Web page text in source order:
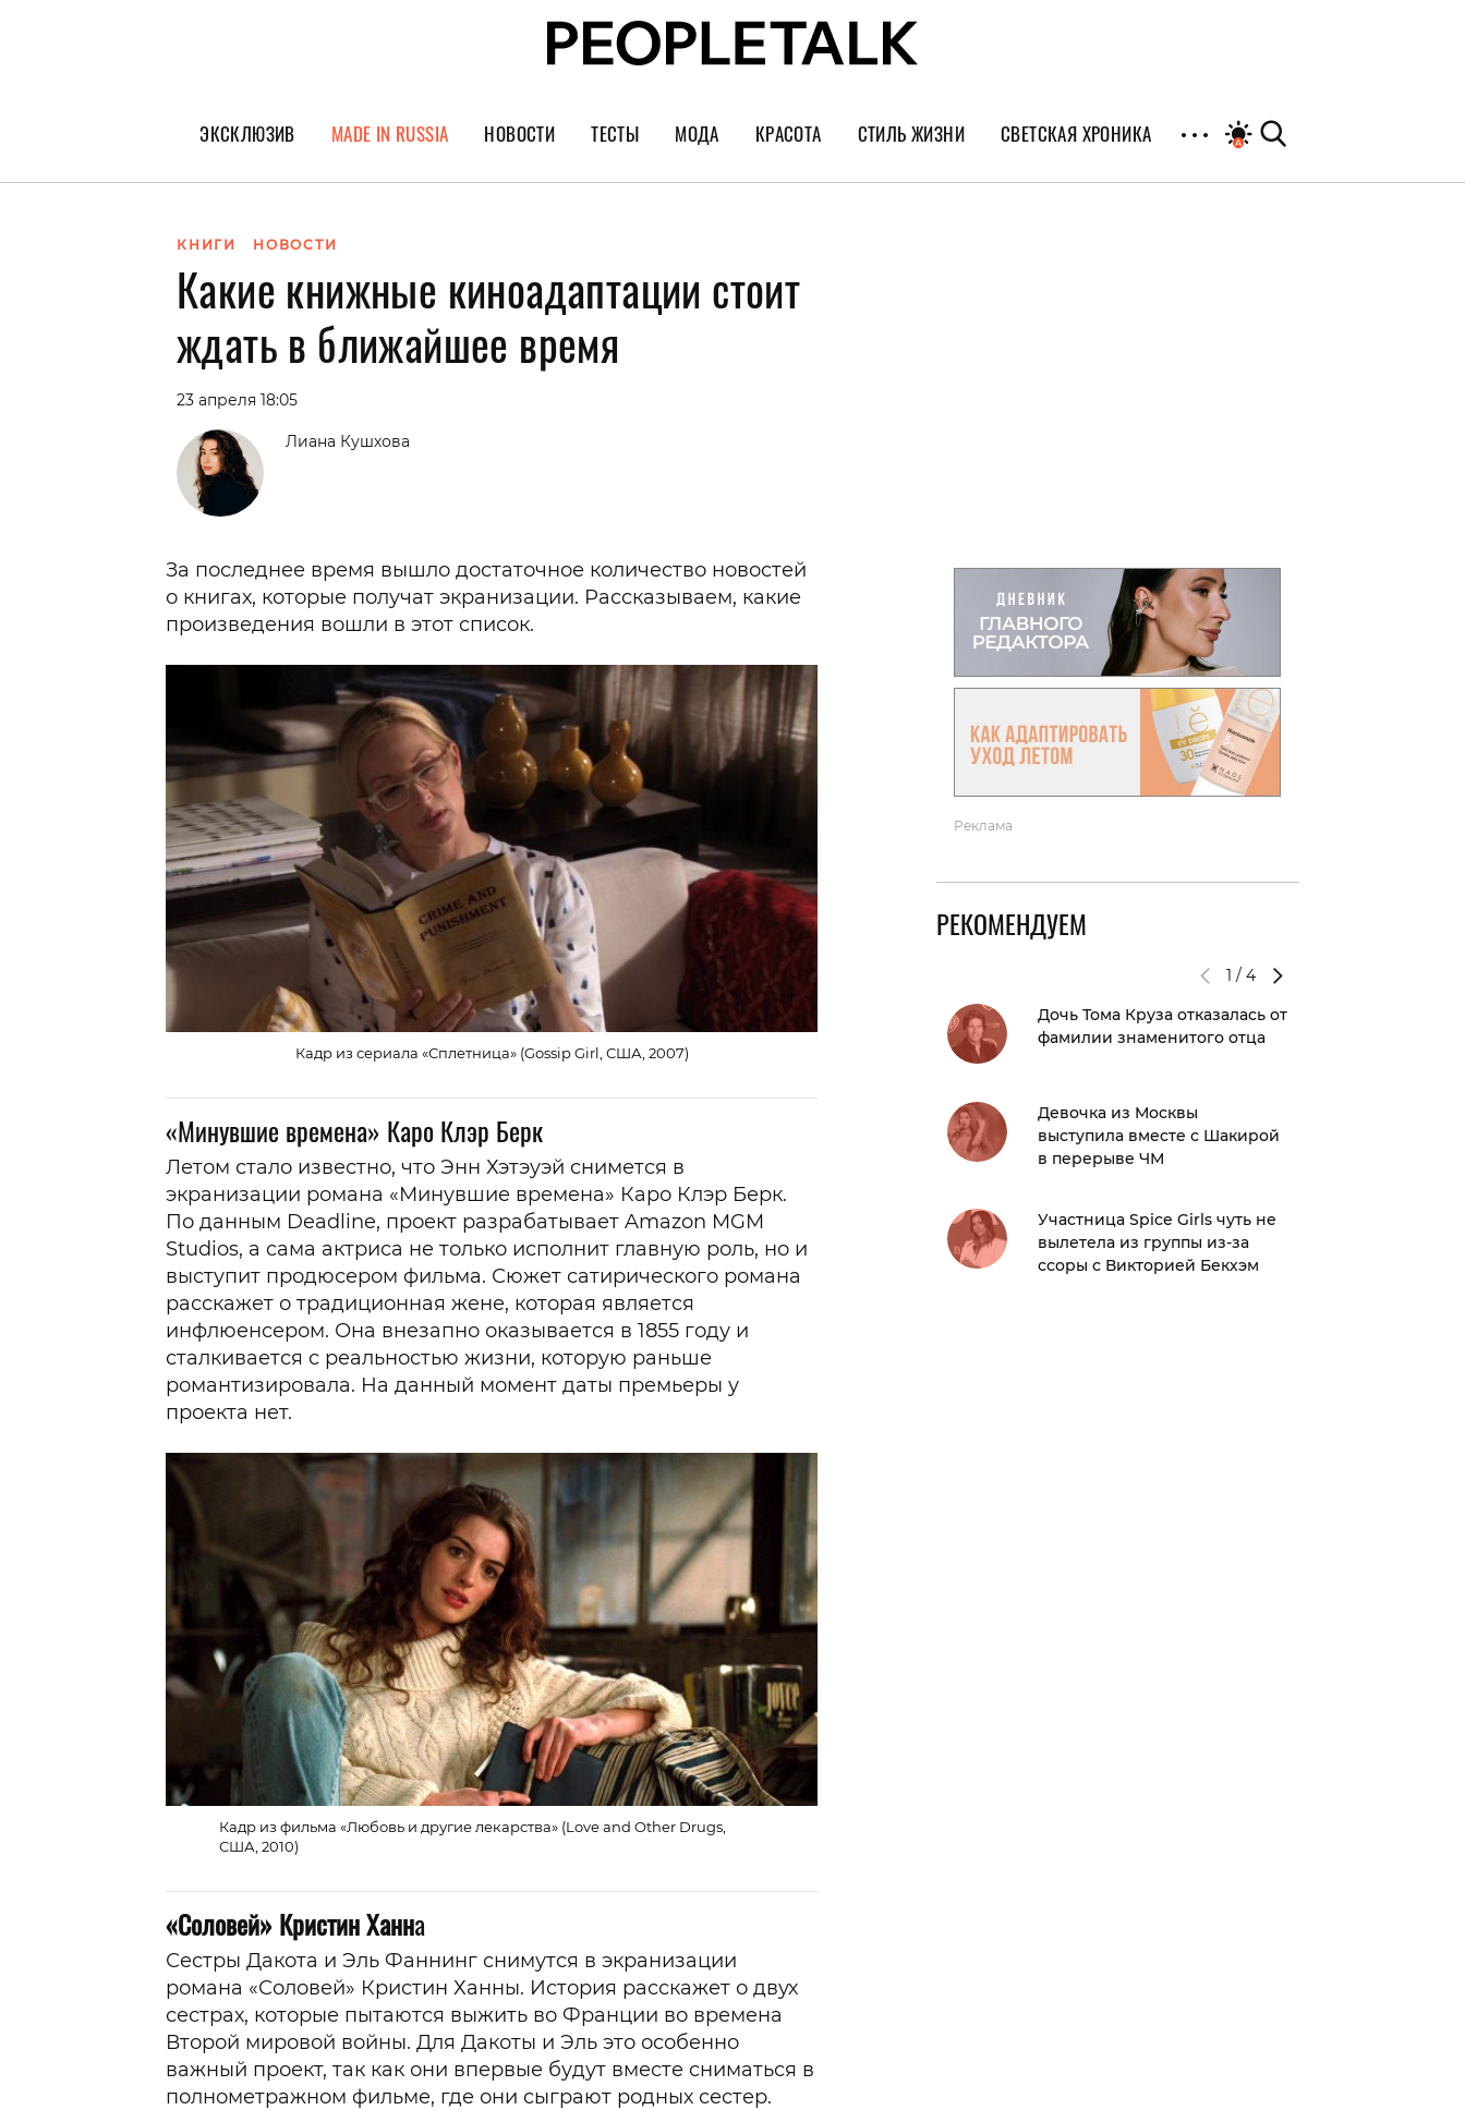
ЭКСКЛЮЗИВ
ГЕРОИ PEOPLETALK
ПОКОЛЕНИЕ
MADE IN RUSSIA НОВОСТИ ТЕСТЫ МОДА
Тренды
Украшения и часы
КРАСОТА
Уход за лицом
Парфюм
СТИЛЬ ЖИЗНИ
Культура
СВЕТСКАЯ ХРОНИКА
КНИГИ НОВОСТИ
Какие книжные киноадаптации стоит
ждать в ближайшее время
23 апреля 18:05
Лиана Кушхова
За последнее время вышло достаточное количество новостей
о книгах, которые получат экранизации. Рассказываем, какие
произведения вошли в этот список.
Кадр из сериала «Сплетница» (Gossip Girl, США, 2007)
«Минувшие времена» Каро Клэр Берк
Летом стало известно, что Энн Хэтэуэй снимется в
экранизации романа «Минувшие времена» Каро Клэр Берк.
По данным Deadline, проект разрабатывает Amazon MGM
Studios, а сама актриса не только исполнит главную роль, но и
выступит продюсером фильма. Сюжет сатирического романа
расскажет о традиционная жене, которая является
инфлюенсером. Она внезапно оказывается в 1855 году и
сталкивается с реальностью жизни, которую раньше
романтизировала. На данный момент даты премьеры у
проекта нет.
Кадр из фильма «Любовь и другие лекарства» (Love and Other Drugs,
США, 2010)
«Соловей»Кристин Ханна
Сестры Дакота и Эль Фаннинг снимутся в экранизации
романа «Соловей» Кристин Ханны. История расскажет о двух
сестрах, которые пытаются выжить во Франции во времена
Второй мировой войны. Для Дакоты и Эль это особенно
важный проект, так как они впервые будут вместе сниматься в
полнометражном фильме, где они сыграют родных сестер.
Реклама
РЕКОМЕНДУЕМ
1 /4
Дочь Тома Круза отказалась от
фамилии знаменитого отца
Девочка из Москвы
выступила вместе с Шакирой
в перерыве ЧМ
Участница Spice Girls чуть не
вылетела из группы из-за
ссоры с Викторией Бекхэм